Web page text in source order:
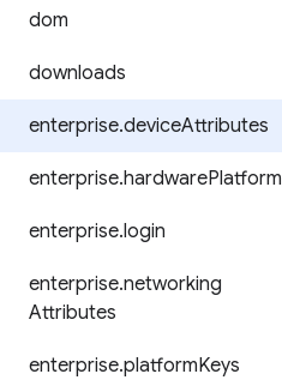
dom
downloads
enterprise.deviceAttributes
enterprise.hardwarePlatform
enterprise.login
enterprise.networking
Attributes
enterprise.platformKeys